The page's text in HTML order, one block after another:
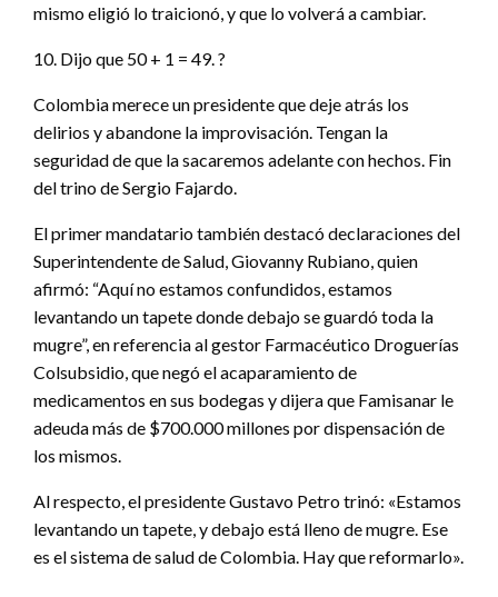
mismo eligió lo traicionó, y que lo volverá a cambiar.
10. Dijo que 50 + 1 = 49. ?
Colombia merece un presidente que deje atrás los
delirios y abandone la improvisación. Tengan la
seguridad de que la sacaremos adelante con hechos. Fin
del trino de Sergio Fajardo.
El primer mandatario también destacó declaraciones del
Superintendente de Salud, Giovanny Rubiano, quien
afirmó: “Aquí no estamos confundidos, estamos
levantando un tapete donde debajo se guardó toda la
mugre”, en referencia al gestor Farmacéutico Droguerías
Colsubsidio, que negó el acaparamiento de
medicamentos en sus bodegas y dijera que Famisanar le
adeuda más de $700.000 millones por dispensación de
los mismos.
Al respecto, el presidente Gustavo Petro trinó: «Estamos
levantando un tapete, y debajo está lleno de mugre. Ese
es el sistema de salud de Colombia. Hay que reformarlo».